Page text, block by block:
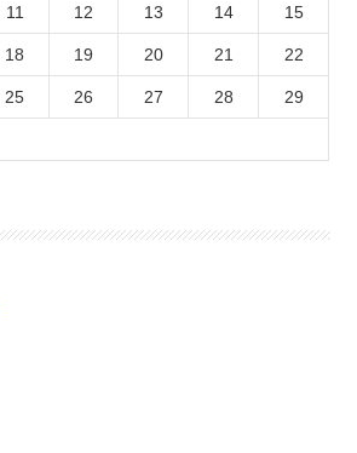
11 12 13 14 15
18 19 20 21 22
25 26 27 28 29